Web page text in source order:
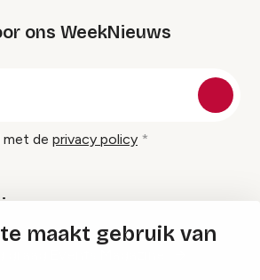
maakt gebruik van
ons WeekNieuws
met de privacy policy
graag Events Magazine